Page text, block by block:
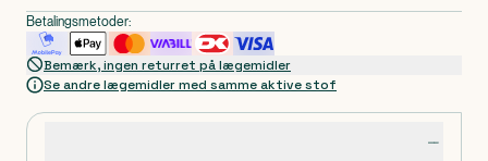
Betalingsmetoder:
Bemærk, ingen returret på lægemidler
Se andre lægemidler med samme aktive stof